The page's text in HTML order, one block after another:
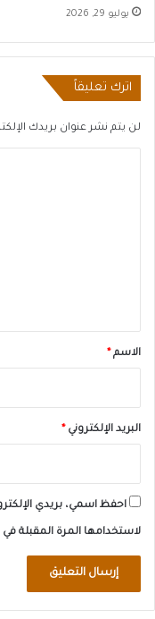
يوليو 29, 2026
اترك تعليقاً
لن يتم نشر عنوان بريدك
*الاسم*
البريد الإلكتروني*
احفظ اسمي، بريدي
لاستخدامها المرة المقبلة في